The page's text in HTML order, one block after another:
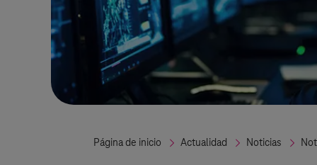
Página de inicio Actualidad Noticias